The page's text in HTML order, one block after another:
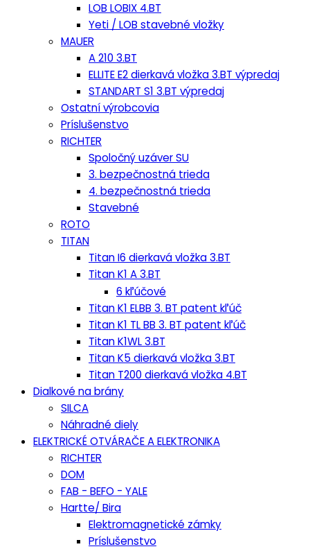
LOB LOBIX 4.BT
Yeti / LOB stavebné vložky
MAUER
A 210 3.BT
ELLITE E2 dierkavá vložka 3.BT výpredaj
STANDART S1 3.BT výpredaj
Ostatní výrobcovia
Príslušenstvo
RICHTER
Spoločný uzáver SU
3. bezpečnostná trieda
4. bezpečnostná trieda
Stavebné
ROTO
TITAN
Titan I6 dierkavá vložka 3.BT
Titan K1 A 3.BT
6 kľúčové
Titan K1 ELBB 3. BT patent kľúč
Titan K1 TL BB 3. BT patent kľúč
Titan K1WL 3.BT
Titan K5 dierkavá vložka 3.BT
Titan T200 dierkavá vložka 4.BT
Dialkové na brány
SILCA
Náhradné diely
ELEKTRICKÉ OTVÁRAČE A ELEKTRONIKA
RICHTER
DOM
FAB - BEFO - YALE
Hartte/ Bira
Elektromagnetické zámky
Príslušenstvo